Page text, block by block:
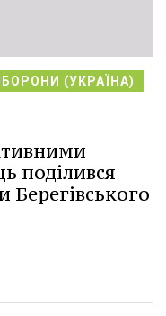
(УКРАЇНА)
поділився